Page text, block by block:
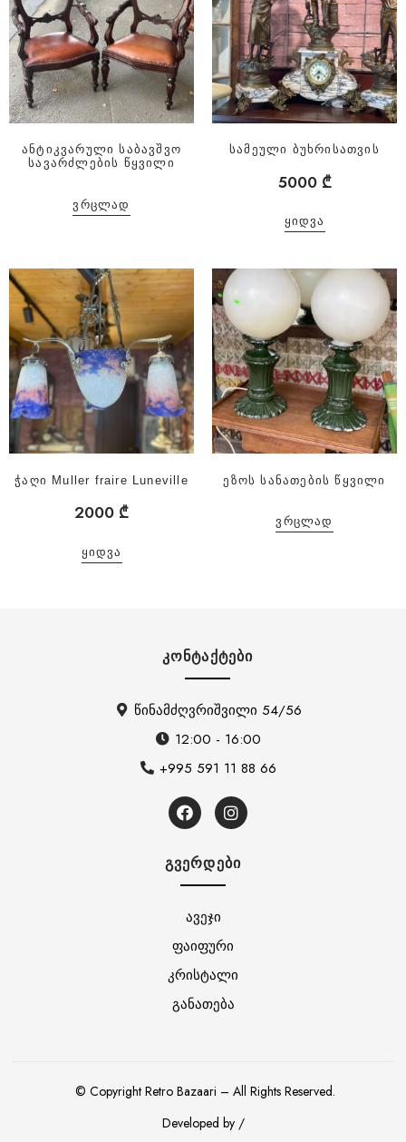
ანტიკვარული საბავშვო
სავარძლების წყვილი
ᲕᲠᲪᲚᲐᲓ
სამეული ბუხრისათვის
5000 ₾
ᲧᲘᲓᲕᲐ
ჭაღი Muller fraire Luneville
2000 ₾
ᲧᲘᲓᲕᲐ
ეზოს სანათების წყვილი
ᲕᲠᲪᲚᲐᲓ
ᲙᲝᲜᲢᲐᲥᲢᲔᲑᲘ
წინამძღვრიშვილი 54/56
12:00 - 16:00
+995 591 11 88 66
ᲒᲕᲔᲠᲓᲔᲑᲘ
ავეჯი
ფაიფური
კრისტალი
განათება
Developed by /
© Copyright Retro Bazaari – All Rights Reserved.